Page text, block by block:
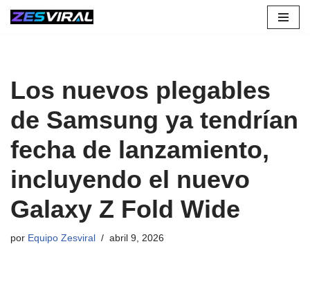
Los nuevos plegables
de Samsung ya tendrían
fecha de lanzamiento,
incluyendo el nuevo
Galaxy Z Fold Wide
por Equipo Zesviral abril 9, 2026